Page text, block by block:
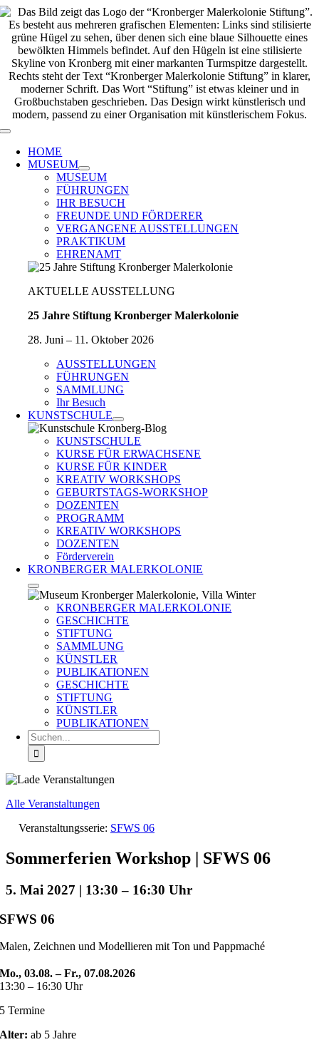
Zum
Inhalt
springen
Toggle
Navigation
HOME
MUSEUM
MUSEUM
FÜHRUNGEN
IHR BESUCH
FREUNDE UND FÖRDERER
VERGANGENE AUSSTELLUNGEN
PRAKTIKUM
EHRENAMT
AKTUELLE AUSSTELLUNG
25 Jahre Stiftung Kronberger Malerkolonie
28. Juni – 11. Oktober 2026
AUSSTELLUNGEN
FÜHRUNGEN
SAMMLUNG
Ihr Besuch
KUNSTSCHULE
KUNSTSCHULE
KURSE FÜR ERWACHSENE
KURSE FÜR KINDER
KREATIV WORKSHOPS
GEBURTSTAGS-WORKSHOP
DOZENTEN
PROGRAMM
KREATIV WORKSHOPS
DOZENTEN
Förderverein
KRONBERGER MALERKOLONIE
KRONBERGER MALERKOLONIE
GESCHICHTE
STIFTUNG
SAMMLUNG
KÜNSTLER
PUBLIKATIONEN
GESCHICHTE
STIFTUNG
KÜNSTLER
PUBLIKATIONEN
Suche
nach:
Alle Veranstaltungen
Veranstaltungsserie: SFWS 06
Sommerferien Workshop | SFWS 06
5. Mai 2027 | 13:30 – 16:30
SFWS 06
Malen, Zeichnen und Modellieren mit Ton und Pappmaché
Mo., 03.08. – Fr., 07.08.2026
13:30 – 16:30 Uhr
5 Termine
Alter: ab 5 Jahre